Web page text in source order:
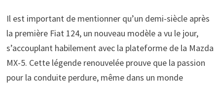
Il est important de mentionner qu’un demi-siècle après
la première Fiat 124, un nouveau modèle a vu le jour,
s’accouplant habilement avec la plateforme de la Mazda
MX-5. Cette légende renouvelée prouve que la passion
pour la conduite perdure, même dans un monde